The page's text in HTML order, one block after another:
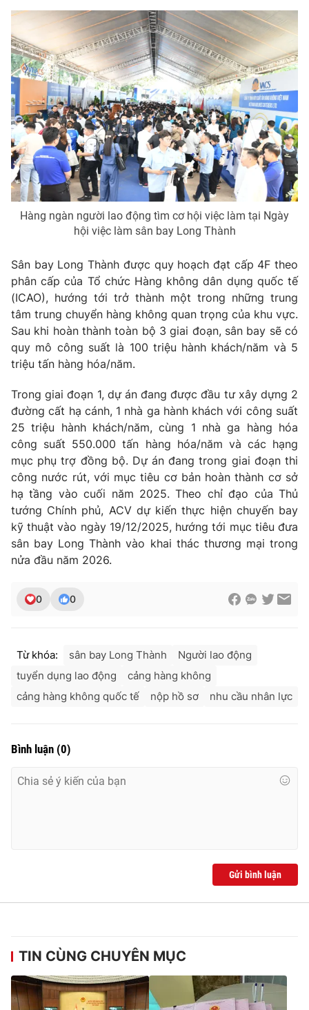
toasoan@vtv.vn
Liên hệ quảng cáo:024-7300.7108
® Cấm sao chép dưới mọi hình thức nếu không có sự chấp
thông tin từ website này.
Hàng ngàn người lao động tìm cơ hội việc làm tại Ngày
hội việc làm sân bay Long Thành
Sân bay Long Thành được quy hoạch đạt cấp 4F theo
phân cấp của Tổ chức Hàng không dân dụng quốc tế
(ICAO), hướng tới trở thành một trong những trung
tâm trung chuyển hàng không quan trọng của khu vực.
Sau khi hoàn thành toàn bộ 3 giai đoạn, sân bay sẽ có
quy mô công suất là 100 triệu hành khách/năm và 5
triệu tấn hàng hóa/năm.
Trong giai đoạn 1, dự án đang được đầu tư xây dựng 2
đường cất hạ cánh, 1 nhà ga hành khách với công suất
25 triệu hành khách/năm, cùng 1 nhà ga hàng hóa
công suất 550.000 tấn hàng hóa/năm và các hạng
mục phụ trợ đồng bộ. Dự án đang trong giai đoạn thi
công nước rút, với mục tiêu cơ bản hoàn thành cơ sở
hạ tầng vào cuối năm 2025. Theo chỉ đạo của Thủ
tướng Chính phủ, ACV dự kiến thực hiện chuyến bay
kỹ thuật vào ngày 19/12/2025, hướng tới mục tiêu đưa
sân bay Long Thành vào khai thác thương mại trong
nửa đầu năm 2026.
0 0
Từ khóa: sân bay Long Thành
Người lao động
tuyển dụng lao động
cảng hàng không
cảng hàng không quốc tế
nộp hồ sơ nhu cầu nhân lực
Bình luận (0)
Gửi bình luận
TIN CÙNG CHUYÊN MỤC